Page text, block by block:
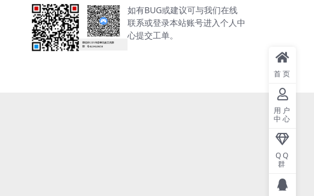
如有BUG或建议可与我们在线
联系或登录本站账号进入个人中
心提交工单。
首页
用户
中心
QQ
群